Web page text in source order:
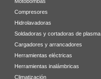
Compresores
Hidrolavadoras
Soldadoras y cortadoras de plasma
Cargadores y arrancadores
Herramientas eléctricas
Herramientas inalámbricas
Climatización